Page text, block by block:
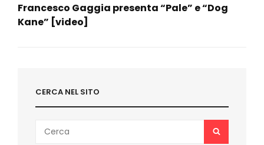
Francesco Gaggia presenta “Pale” e “Dog
Kane” [video]
CERCA NEL SITO
for:
SEARCH